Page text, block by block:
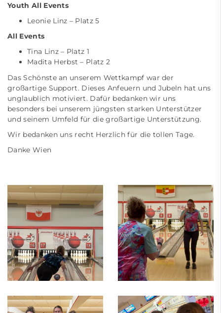
Youth All Events
Leonie Linz – Platz 5
All Events
Tina Linz – Platz 1
Madita Herbst – Platz 2
Das Schönste an unserem Wettkampf war der
großartige Support. Dieses Anfeuern und Jubeln hat uns
unglaublich motiviert. Dafür bedanken wir uns
besonders bei unserem jüngsten starken Unterstützer
und seinem Umfeld für die großartige Unterstützung.
Wir bedanken uns recht Herzlich für die tollen Tage.
Danke Wien